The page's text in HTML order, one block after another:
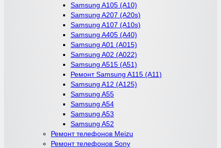
Samsung A105 (A10)
Samsung A207 (A20s)
Samsung A107 (A10s)
Samsung A405 (A40)
Samsung A01 (A015)
Samsung A02 (A022)
Samsung A515 (A51)
Ремонт Samsung A115 (A11)
Samsung A12 (A125)
Samsung A55
Samsung A54
Samsung A53
Samsung A52
Ремонт телефонов Meizu
Ремонт телефонов Sony